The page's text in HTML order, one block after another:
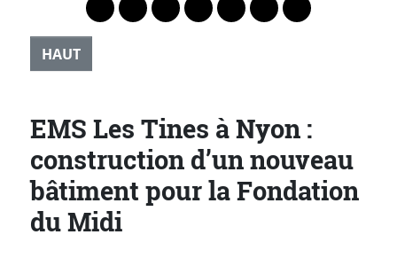
Lien vers le profil Mastodon
Lien vers le profil Bluesky
Lien vers le profil Instagram
Lien vers le profil Linkedin
Lien vers le profil
Lien vers le profil
Partager par
HAUT
EMS Les Tines à Nyon :
construction d’un nouveau
bâtiment pour la Fondation
du Midi